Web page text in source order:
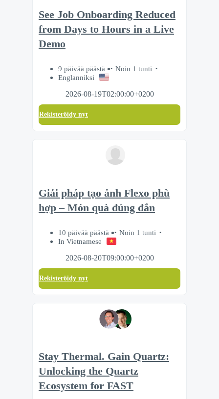
See Job Onboarding Reduced
from Days to Hours in a Live
Demo
9 päivää päästä
Noin 1 tunti
Englanniksi
2026-08-19T02:00:00+0200
Rekisteröidy nyt
Giải pháp tạo ảnh Flexo phù
hợp – Món quà đúng đắn
10 päivää päästä
Noin 1 tunti
In Vietnamese
2026-08-20T09:00:00+0200
Rekisteröidy nyt
Stay Thermal. Gain Quartz:
Unlocking the Quartz
Ecosystem for FAST